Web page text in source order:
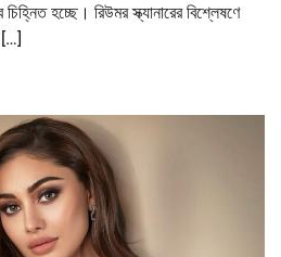
হচ্ছে। রিউমর স্ক্যানারের বিশ্লেষণে
[…]